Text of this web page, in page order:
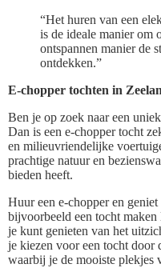
“Het huren van een
is de ideale manier om
ontspannen manier de
ontdekken.”
E-chopper tochten in
Ben je op zoek naar een
Dan is een e-chopper tocht
en milieuvriendelijke
prachtige natuur en
bieden heeft.
Huur een e-chopper en
bijvoorbeeld een tocht
je kunt genieten van het
je kiezen voor een tocht door
waarbij je de mooiste plekjes